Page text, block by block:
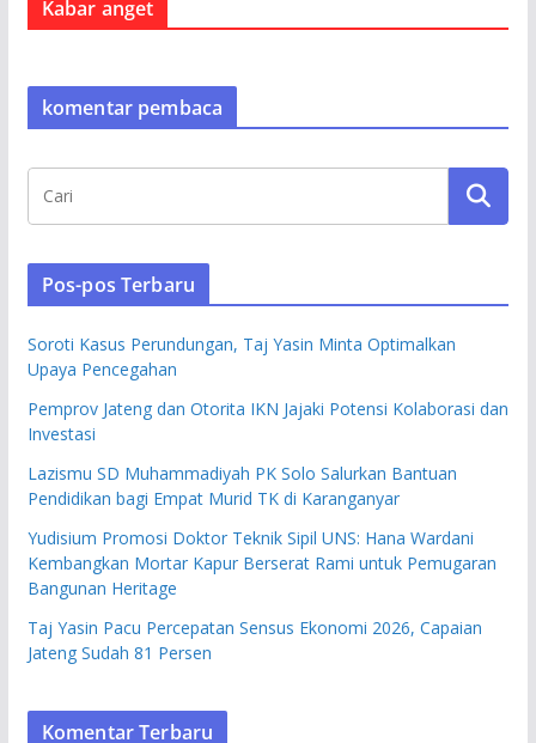
Kabar anget
komentar pembaca
Pos-pos Terbaru
Soroti Kasus Perundungan, Taj Yasin Minta Optimalkan
Upaya Pencegahan
Pemprov Jateng dan Otorita IKN Jajaki Potensi Kolaborasi dan
Investasi
Lazismu SD Muhammadiyah PK Solo Salurkan Bantuan
Pendidikan bagi Empat Murid TK di Karanganyar
Yudisium Promosi Doktor Teknik Sipil UNS: Hana Wardani
Kembangkan Mortar Kapur Berserat Rami untuk Pemugaran
Bangunan Heritage
Taj Yasin Pacu Percepatan Sensus Ekonomi 2026, Capaian
Jateng Sudah 81 Persen
Komentar Terbaru